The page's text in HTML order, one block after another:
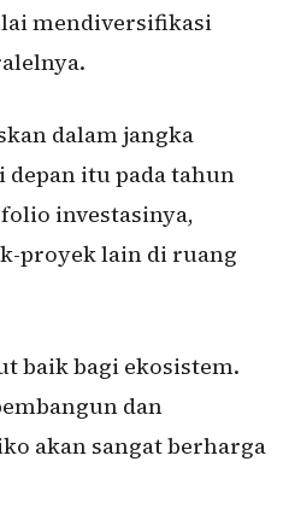
mendiversifikasi
dalam jangka
depan itu pada tahun
investasinya,
proyek lain di ruang
baik bagi ekosistem.
dan
akan sangat berharga